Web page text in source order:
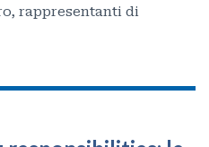
rappresentanti di